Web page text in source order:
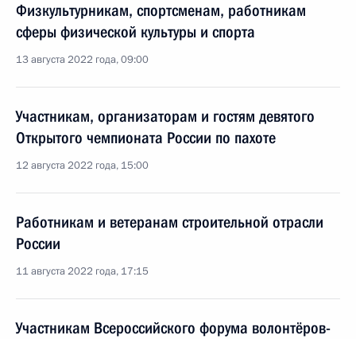
Физкультурникам, спортсменам, работникам
сферы физической культуры и спорта
13 августа 2022 года, 09:00
Участникам, организаторам и гостям девятого
Открытого чемпионата России по пахоте
12 августа 2022 года, 15:00
Работникам и ветеранам строительной отрасли
России
11 августа 2022 года, 17:15
Участникам Всероссийского форума волонтёров-